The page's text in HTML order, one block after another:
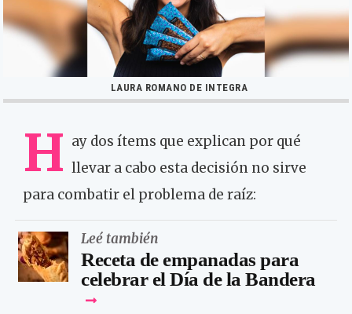
LAURA ROMANO DE INTEGRA
H ay dos ítems que explican por qué
llevar a cabo esta decisión no sirve
para combatir el problema de raíz:
Leé también
Receta de empanadas para
celebrar el Día de la Bandera